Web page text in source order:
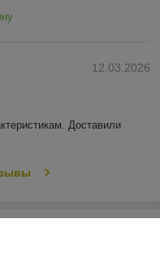
12.03.2026
Доставили